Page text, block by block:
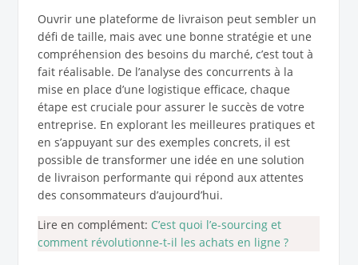
Ouvrir une plateforme de livraison peut sembler un
défi de taille, mais avec une bonne stratégie et une
compréhension des besoins du marché, c’est tout à
fait réalisable. De l’analyse des concurrents à la
mise en place d’une logistique efficace, chaque
étape est cruciale pour assurer le succès de votre
entreprise. En explorant les meilleures pratiques et
en s’appuyant sur des exemples concrets, il est
possible de transformer une idée en une solution
de livraison performante qui répond aux attentes
des consommateurs d’aujourd’hui.
Lire en complément: C’est quoi l’e-sourcing et
comment révolutionne-t-il les achats en ligne ?